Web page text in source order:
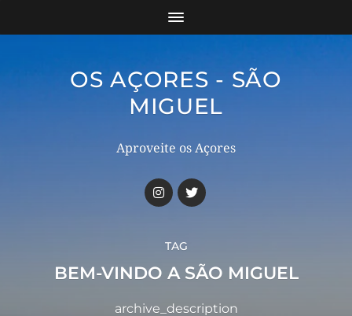
OS AÇORES - SÃO
MIGUEL
Aproveite os Açores
TAG
BEM-VINDO A SÃO MIGUEL
archive_description